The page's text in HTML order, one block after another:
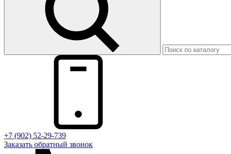
+7 (902) 52-29-739
Заказать обратный звонок